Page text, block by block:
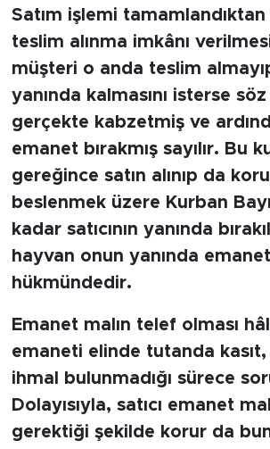
Satım işlemi tamamlandıktan
teslim alınma imkânı
müşteri o anda teslim almayıp
yanında kalmasını isterse
gerçekte kabzetmiş ve
emanet bırakmış sayılır. Bu
gereğince satın alınıp da
beslenmek üzere Kurban
kadar satıcının yanında
hayvan onun yanında emanet
hükmündedir.
Emanet malın telef olması
emaneti elinde tutanda
ihmal bulunmadığı sürece
Dolayısıyla, satıcı emanet
gerektiği şekilde korur da